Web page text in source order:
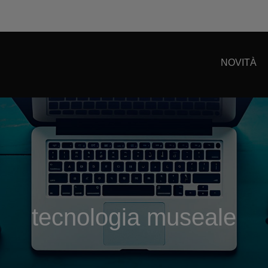
NOVITÀ
tecnologia museale